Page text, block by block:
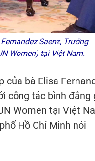
Saenz, Trưởng
Women) tại Việt Nam.
của bà Elisa
công tác bình đẳng
Women tại Việt
Hồ Chí Minh nói